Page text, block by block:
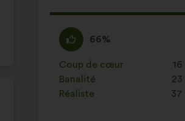
D'accord
:
66%
Cette
proposition
a
été
qualifiée
Coup de cœur
: 16
fois
Banalité
: 23
fois
Réaliste
: 37
fois